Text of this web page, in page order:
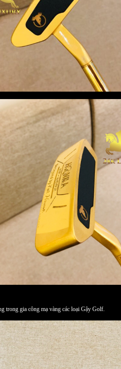
trong gia công mạ vàng các loại Gậy Golf.